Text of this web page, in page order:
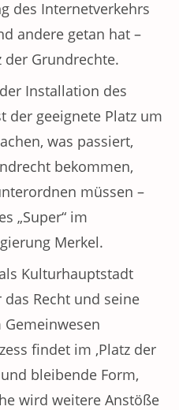
des Internetverkehrs
andere getan hat –
der Grundrechte.
Installation des
der geeignete Platz um
was passiert,
bekommen,
müssen –
„Super“ im
Merkel.
Kulturhauptstadt
Recht und seine
findet im ‚Platz der
bleibende Form,
wird weitere Anstöße